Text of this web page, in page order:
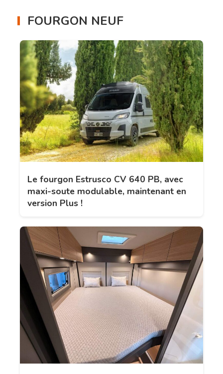
FOURGON NEUF
Le fourgon Estrusco CV 640 PB, avec
maxi-soute modulable, maintenant en
version Plus !